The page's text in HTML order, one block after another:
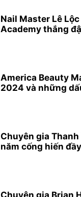
Nail Master Lê Lộc
Academy thắng
America Beauty
2024 và những
Chuyên gia Thanh
năm cống hiến
Chuyên gia Brian